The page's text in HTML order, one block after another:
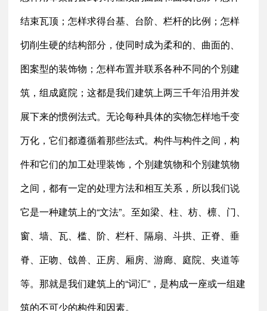
结束瓦顶；怎样求得台基、台阶、栏杆的比例；怎样
切削生硬的结构部分，使同时成为柔和的、曲面的、
图案型的装饰物；怎样布置并联系各种不同的个別建
筑，组成庭院；这都是我们建筑上两三千年沿用并发
展下来的惯例法式。无论每种具体的实物怎样地千变
万化，它们都遵循着那些法式。构件与构件之间，构
件和它们的加工处理装饰，个別建筑物和个別建筑物
之间，都有一定的处理方法和相互关系，所以我们说
它是一种建筑上的“文法”。至如梁、柱、枋、檩、门、
窗、墙、瓦、槛、阶、栏杆、隔扇、斗拱、正脊、垂
脊、正吻、戗兽、正房、厢房、游廊、庭院、夹道等
等。那就是我们建筑上的“词汇”，是构成一座或一组建
筑的不可少的构件和因素。